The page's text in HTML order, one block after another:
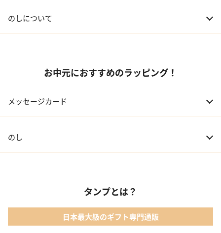
04 会社の上司 5,000円程度
のしについて
お中元におすすめのラッピング！
メッセージカード
のし
タンプとは？
日本最大級のギフト専門通販